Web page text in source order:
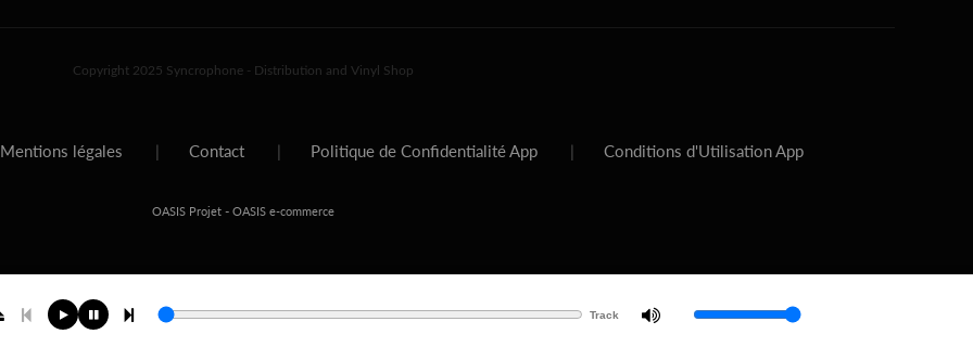
Copyright 2025 Syncrophone - Distribution and Vinyl Shop
Mentions légales | Contact | Politique de Confidentialité App | Conditions d'Utilisation App
OASIS Projet - OASIS e-commerce
Track